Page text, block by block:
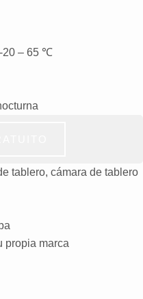
20 – 65 ℃
tablero, cámara de tablero
propia marca